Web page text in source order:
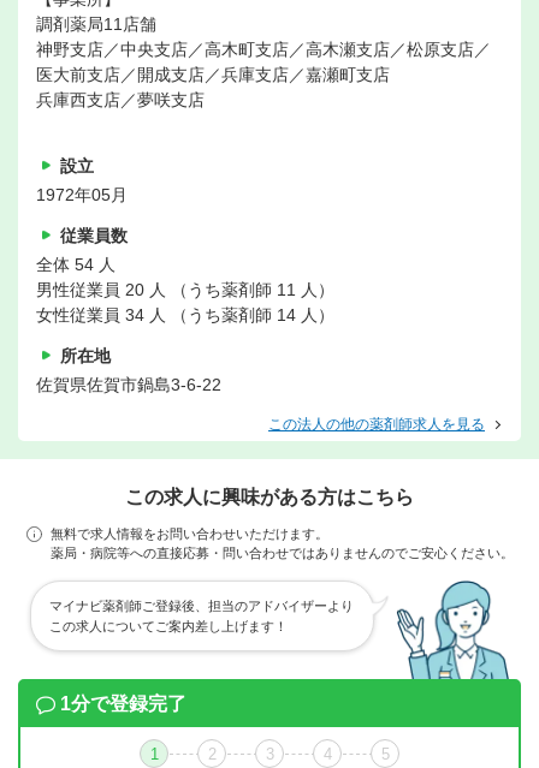
調剤薬局11店舗
神野支店／中央支店／高木町支店／高木瀬支店／松原支店／
医大前支店／開成支店／兵庫支店／嘉瀬町支店
兵庫西支店／夢咲支店
設立
1972年05月
従業員数
全体 54 人
男性従業員 20 人 （うち薬剤師 11 人）
女性従業員 34 人 （うち薬剤師 14 人）
所在地
佐賀県佐賀市鍋島3-6-22
この法人の他の薬剤師求人を見る
この求人に興味がある方はこちら
無料で求人情報をお問い合わせいただけます。
薬局・病院等への直接応募・問い合わせではありませんのでご安心ください。
マイナビ薬剤師ご登録後、担当のアドバイザーより
この求人についてご案内差し上げます！
1分で登録完了
1 2 3 4 5